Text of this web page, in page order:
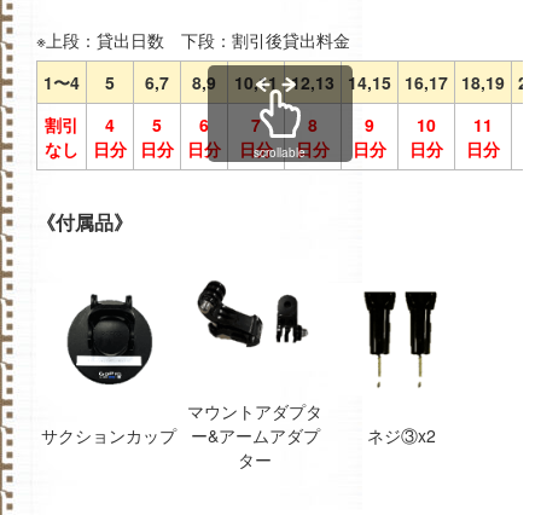
※上段：貸出日数 下段：割引後貸出料金
1〜4
5 6,7 8,9 10,11 12,13 14,15 16,17 18,19
割引
なし
4
日分
5
日分
6
日分
7
日分
8
日分
9
日分
10
日分
11
日分
scrollable
《付属品》
サクションカップ
マウントアダプタ
ー&アームアダプ
ター
ネジ③x2